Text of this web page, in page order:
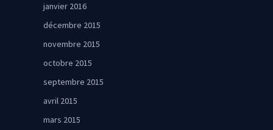
janvier 2016
décembre 2015
novembre 2015
octobre 2015
septembre 2015
avril 2015
mars 2015